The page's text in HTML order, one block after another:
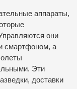
аппараты,
они
смартфоном, а
Эти
доставки